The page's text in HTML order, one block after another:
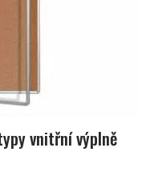
vnitřní výplně